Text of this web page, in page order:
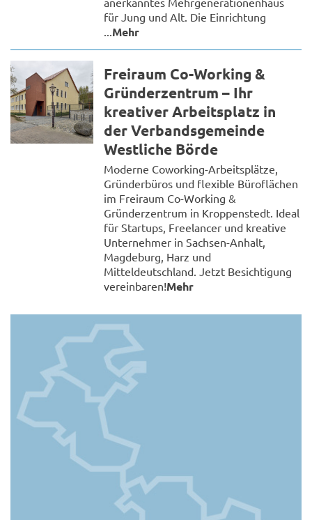
für Jung und Alt. Die Einrichtung
Mehr
Freiraum Co-Working &
Gründerzentrum – Ihr
kreativer Arbeitsplatz in
der Verbandsgemeinde
Westliche Börde
Moderne Coworking-Arbeitsplätze,
Gründerbüros und flexible Büroflächen
im Freiraum Co-Working &
Gründerzentrum in Kroppenstedt. Ideal
für Startups, Freelancer und kreative
Unternehmer in Sachsen-Anhalt,
Magdeburg, Harz und
Mitteldeutschland. Jetzt Besichtigung
vereinbaren!Mehr